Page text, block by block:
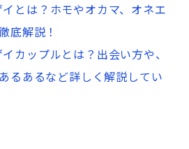
イとは？ホモやオカマ、オネエ
底解説！
カップルとは？出会い方や、
るあるなど詳しく解説してい